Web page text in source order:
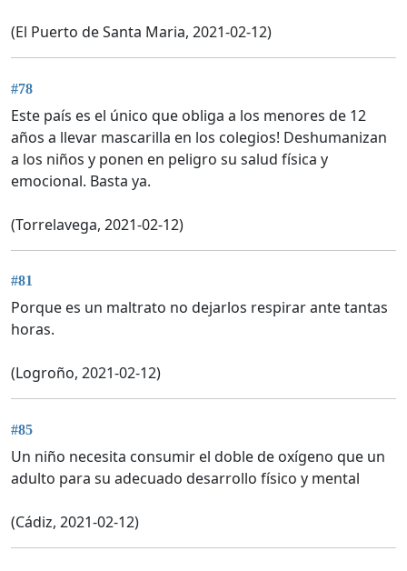
(El Puerto de Santa Maria, 2021-02-12)
#78
Este país es el único que obliga a los menores de 12
años a llevar mascarilla en los colegios! Deshumanizan
a los niños y ponen en peligro su salud física y
emocional. Basta ya.
(Torrelavega, 2021-02-12)
#81
Porque es un maltrato no dejarlos respirar ante tantas
horas.
(Logroño, 2021-02-12)
#85
Un niño necesita consumir el doble de oxígeno que un
adulto para su adecuado desarrollo físico y mental
(Cádiz, 2021-02-12)